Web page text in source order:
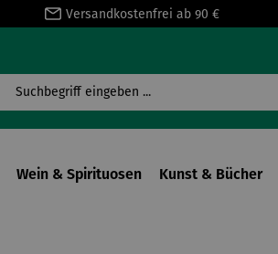
Versandkostenfrei ab 90 €
Wein & Spirituosen Kunst & Bücher